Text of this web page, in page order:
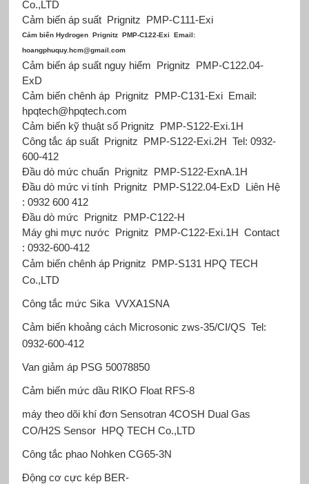
Co.,LTD
Cảm biến áp suất Prignitz PMP-C111-Exi
Cảm biến Hydrogen Prignitz PMP-C122-Exi
Email:
hoangphuquy.hcm@gmail.com
Cảm biến áp suất nguy hiểm Prignitz PMP-C122.04-
ExD
Cảm biến chênh áp Prignitz PMP-C131-Exi Email:
hpqtech@hpqtech.com
Cảm biến kỹ thuật số Prignitz PMP-S122-Exi.1H
Công tắc áp suất Prignitz PMP-S122-Exi.2H Tel: 0932-
600-412
Đầu dò mức chuẩn Prignitz PMP-S122-ExnA.1H
Đầu dò mức vi tính Prignitz PMP-S122.04-ExD Liên Hệ
: 0932 600 412
Đầu dò mức Prignitz PMP-C122-H
Máy ghi mực nước Prignitz PMP-C122-Exi.1H Contact
: 0932-600-412
Cảm biến chênh áp Prignitz PMP-S131 HPQ TECH
Co.,LTD
Công tắc mức Sika VVXA1SNA
Cảm biến khoảng cách Microsonic zws-35/CI/QS Tel:
0932-600-412
Van giảm áp PSG 50078850
Cảm biến mức dầu RIKO FloatRFS-8
máy theo dõi khí đơn Sensotran4COSH Dual Gas
CO/H2S Sensor HPQ TECH Co.,LTD
Công tắc phao Nohken CG65-3N
Động cơ cực kép BER-